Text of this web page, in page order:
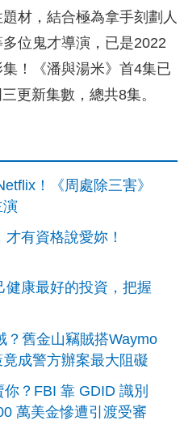
材， 結合極為拿手刻劃人
位鬼才導演，已是2022
！《潘與湯米》首4集已
更新集數，總共8集。
！《周處除三害》
有資格說愛妳！
健康最好的投資，把握
？舊金山竊賊搭Waymo
成警方辦案最大阻礙
？FBI 靠 GDID 識別
萬美金慘遭引渡受審